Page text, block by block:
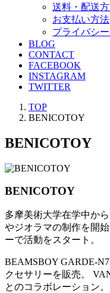
送料・配送
お支払い方法
プライバシ
BLOG
CONTACT
FACEBOOK
INSTAGRAM
TWITTER
TOP
BENICOTOY
BENICOTOY
BENICOTOY
多摩美術大学在学中か
やジオラマの制作を開
ーで活動をスタート。
BEAMSBOY GARDE-
クセサリーを販売。
とのコラボレーション